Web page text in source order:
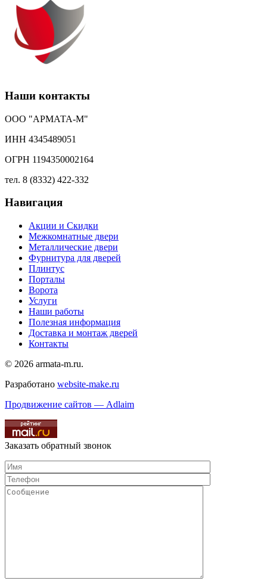
Наши контакты
ООО "АРМАТА-М"
ИНН 4345489051
ОГРН 1194350002164
тел. 8 (8332) 422-332
Навигация
Акции и Скидки
Межкомнатные двери
Металлические двери
Фурнитура для дверей
Плинтус
Порталы
Ворота
Услуги
Наши работы
Полезная информация
Доставка и монтаж дверей
Контакты
© 2026 armata-m.ru.
Разработано website-make.ru
Продвижение сайтов — Adlaim
Заказать обратный звонок